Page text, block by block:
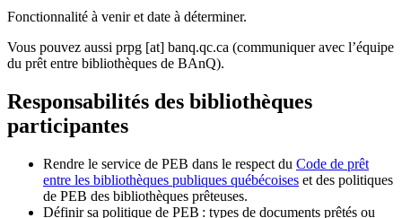
Fonctionnalité à venir et date à déterminer.
Vous pouvez aussi prpg [at] banq.qc.ca (communiquer avec l’équipe
du prêt entre bibliothèques de BAnQ).
Responsabilités des bibliothèques
participantes
Rendre le service de PEB dans le respect du Code de prêt
entre les bibliothèques publiques québécoises et des politiques
de PEB des bibliothèques prêteuses.
Définir sa politique de PEB : types de documents prêtés ou